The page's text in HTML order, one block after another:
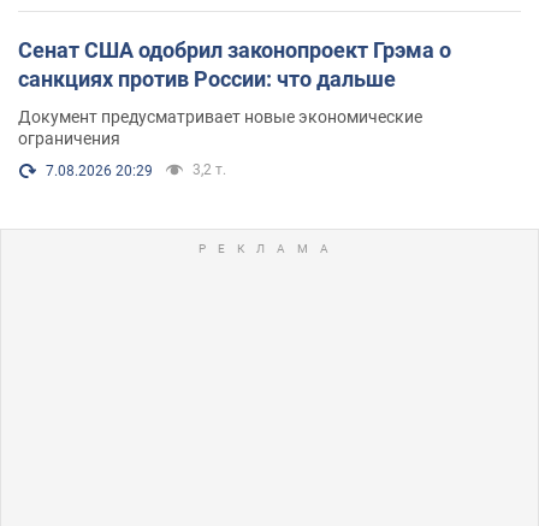
Сенат США одобрил законопроект Грэма о
санкциях против России: что дальше
Документ предусматривает новые экономические
ограничения
7.08.2026 20:29 3,2 т.